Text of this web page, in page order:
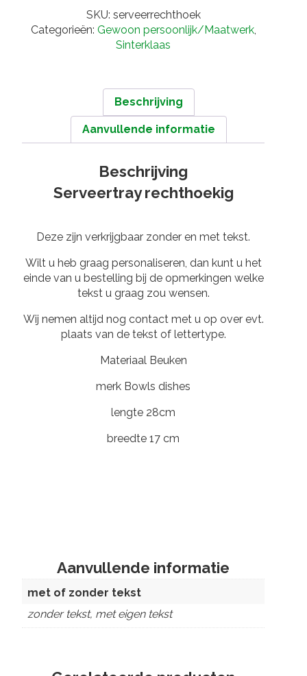
SKU: serveerrechthoek
Categorieën: Gewoon persoonlijk/Maatwerk,
Sinterklaas
Beschrijving
Aanvullende informatie
Beschrijving
Serveertray rechthoekig
Deze zijn verkrijgbaar zonder en met tekst.
Wilt u heb graag personaliseren, dan kunt u het
einde van u bestelling bij de opmerkingen welke
tekst u graag zou wensen.
Wij nemen altijd nog contact met u op over evt.
plaats van de tekst of lettertype.
Materiaal Beuken
merk Bowls dishes
lengte 28cm
breedte 17 cm
Aanvullende informatie
met of zonder tekst
zonder tekst, met eigen tekst